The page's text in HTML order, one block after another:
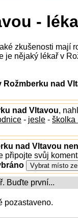
-
zkušenosti mají
je nějaký lékař v
nad
nad Vltavou,
- jesle - školka
nad Vltavou
připojte svůj
Buďte první...
pozastaveno.